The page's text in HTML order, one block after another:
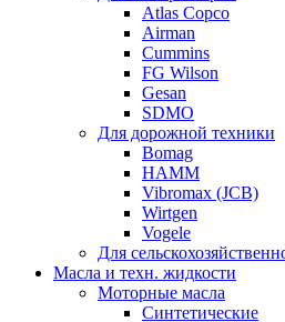
Atlas Copco
Airman
Cummins
FG Wilson
Gesan
SDMO
Для дорожной техники
Bomag
HAMM
Vibromax (JCB)
Wirtgen
Vogele
Для
Масла и техн. жидкости
Моторные масла
Синтетические